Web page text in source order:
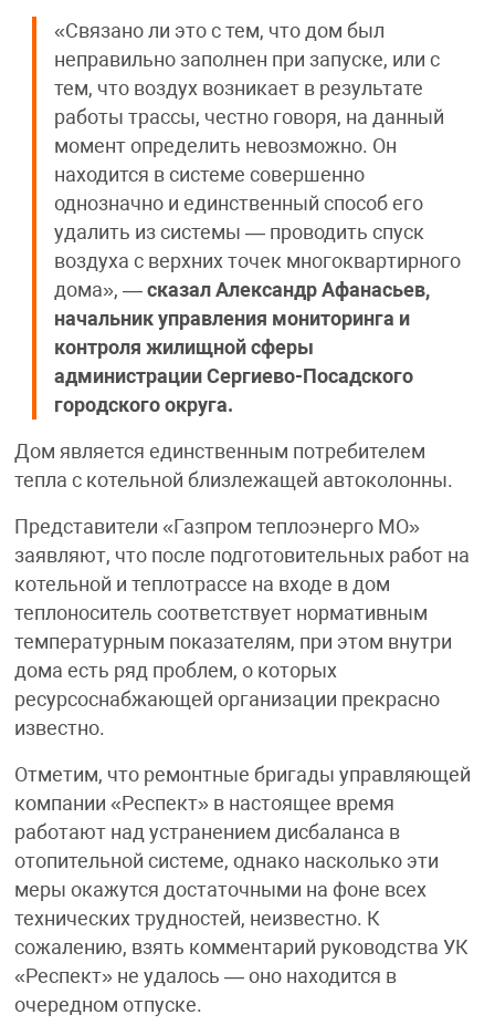
«Связано ли это с тем, что дом был
неправильно заполнен при запуске, или с
тем, что воздух возникает в результате
работы трассы, честно говоря, на данный
момент определить невозможно. Он
находится в системе совершенно
однозначно и единственный способ его
удалить из системы — проводить спуск
воздуха с верхних точек многоквартирного
дома», — сказал Александр Афанасьев,
начальник управления мониторинга и
контроля жилищной сферы
администрации Сергиево-Посадского
городского округа.
Дом является единственным потребителем
тепла с котельной близлежащей автоколонны.
Представители «Газпром теплоэнерго МО»
заявляют, что после подготовительных работ на
котельной и теплотрассе на входе в дом
теплоноситель соответствует нормативным
температурным показателям, при этом внутри
дома есть ряд проблем, о которых
ресурсоснабжающей организации прекрасно
известно.
Отметим, что ремонтные бригады управляющей
компании «Респект» в настоящее время
работают над устранением дисбаланса в
отопительной системе, однако насколько эти
меры окажутся достаточными на фоне всех
технических трудностей, неизвестно. К
сожалению, взять комментарий руководства УК
«Респект» не удалось — оно находится в
очередном отпуске.